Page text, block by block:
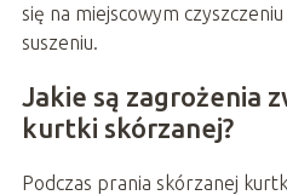
się na miejscowym
suszeniu.
Jakie są zagrożenia
kurtki skórzanej?
Podczas prania skórzanej